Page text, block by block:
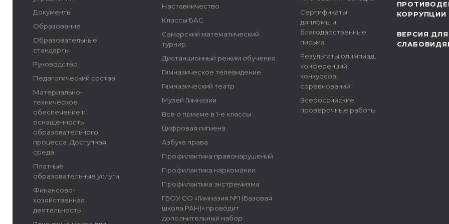
Документы
Образование
Образовательные
стандарты
Руководство
Педагогический состав
Материально-
техническое
обеспечение и
оснащенность
образовательного
процесса. Доступная
среда
Платные
образовательные услуги
Финансово-
хозяйственная
деятельность
Наставничество
Классы БАС
Самарский математический
турнир
Дистанционный режим обучения
Гимназическое телевидение
Гимназический театр
Музей Гимназии
Всё о приеме в 1-е классы
Цифровая гигиена
Азбука права
Профилактика правонарушений
Профилактика наркомании
Профилактика экстремизма
ГБОУ СО «Гимназия №1 (Базовая
школа РАН)» проводит
дополнительный набор
Сертификаты,
дипломы и
благодарственные
письма
Результаты олимпиад,
конференций,
конкурсов,
соревнований
Всероссийские
проверочные работы
КОРРУПЦИИ
ВЕРСИЯ ДЛЯ